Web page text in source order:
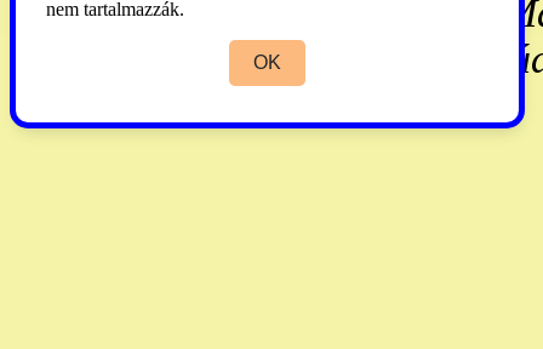
gör. kiegészítései,
Eszt,
Zsid, Jak, 2Pt, 2Jn, 3Jn,
nem tartalmazzák.
OK